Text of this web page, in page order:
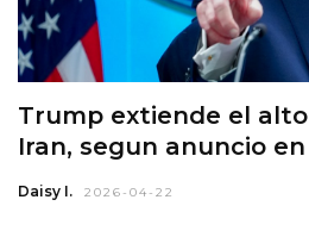
Trump extiende el
Iran, segun anuncio
Daisy I. 2026-04-22